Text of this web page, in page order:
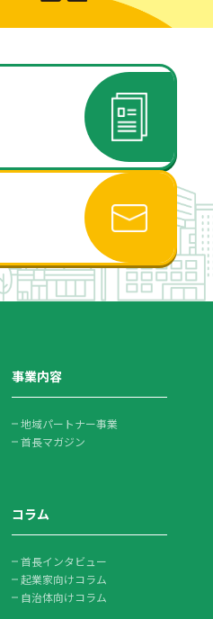
事業内容
地域パートナー事業
首長マガジン
コラム
首長インタビュー
起業家向けコラム
自治体向けコラム